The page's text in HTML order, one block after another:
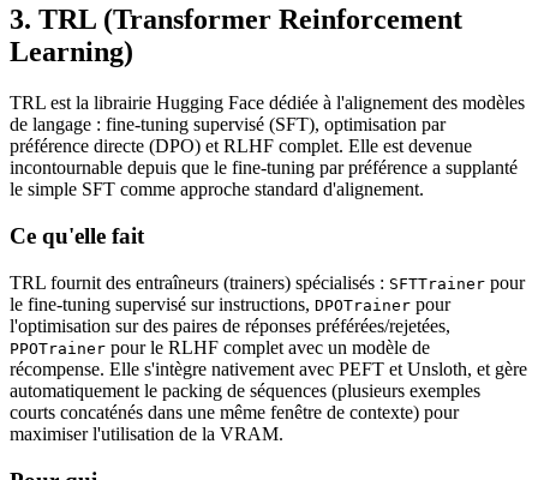
3. TRL (Transformer Reinforcement
Learning)
TRL est la librairie Hugging Face dédiée à l'alignement des modèles
de langage : fine-tuning supervisé (SFT), optimisation par
préférence directe (DPO) et RLHF complet. Elle est devenue
incontournable depuis que le fine-tuning par préférence a supplanté
le simple SFT comme approche standard d'alignement.
Ce qu'elle fait
TRL fournit des entraîneurs (trainers) spécialisés : SFTTrainer pour
le fine-tuning supervisé sur instructions, DPOTrainer pour
l'optimisation sur des paires de réponses préférées/rejetées,
PPOTrainer pour le RLHF complet avec un modèle de
récompense. Elle s'intègre nativement avec PEFT et Unsloth, et gère
automatiquement le packing de séquences (plusieurs exemples
courts concaténés dans une même fenêtre de contexte) pour
maximiser l'utilisation de la VRAM.